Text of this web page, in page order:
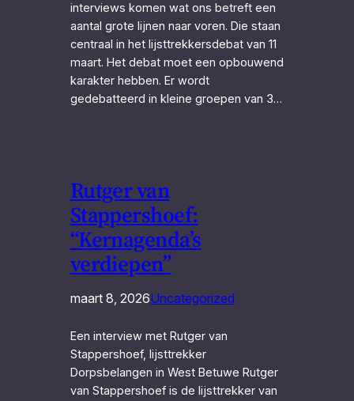
interviews komen wat ons betreft een
aantal grote lijnen naar voren. Die staan
centraal in het lijsttrekkersdebat van 11
maart. Het debat moet een opbouwend
karakter hebben. Er wordt
gedebatteerd in kleine groepen van 3…
Rutger van
Stappershoef:
“Kernagenda’s
verdiepen”
maart 8, 2026Uncategorized
Een interview met Rutger van
Stappershoef, lijsttrekker
Dorpsbelangen in West Betuwe Rutger
van Stappershoef is de lijsttrekker van